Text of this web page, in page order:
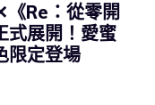
《Re：從零開
式展開！愛蜜
限定登場